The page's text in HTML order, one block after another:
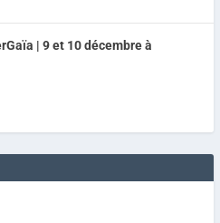
| 9 et 10 décembre à